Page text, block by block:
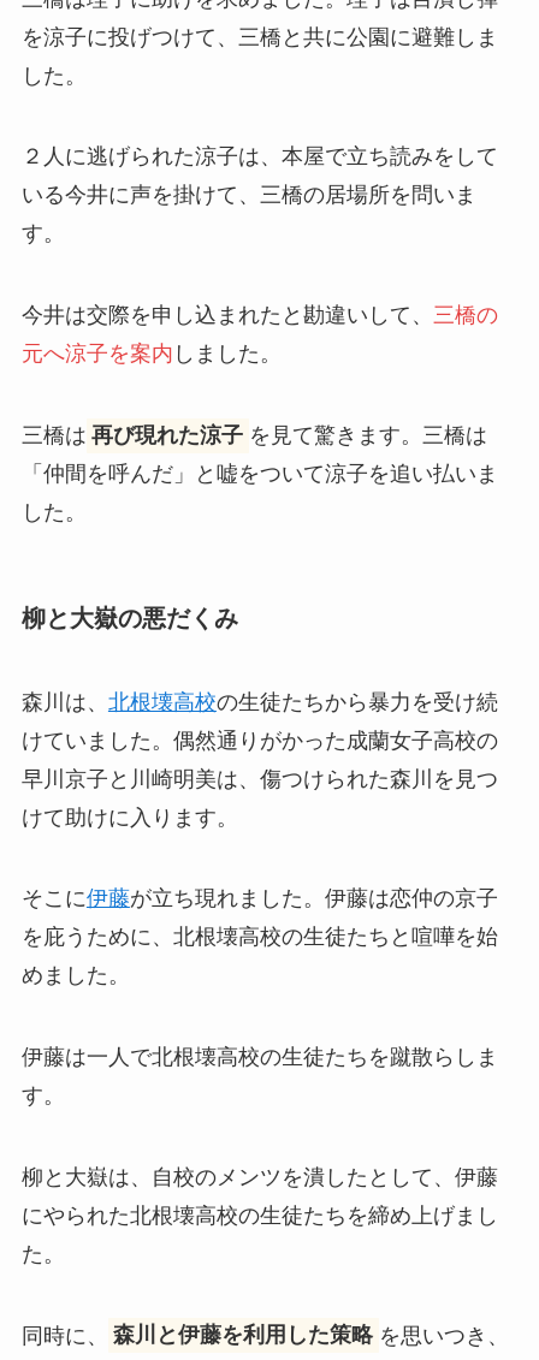
を涼子に投げつけて、三橋と共に公園に避難しま
した。
２人に逃げられた涼子は、本屋で立ち読みをして
いる今井に声を掛けて、三橋の居場所を問いま
す。
今井は交際を申し込まれたと勘違いして、 三橋の
元へ涼子を案内 しました。
三橋は 再び現れた涼子 を見て驚きます。三橋は
「仲間を呼んだ」と嘘をついて涼子を追い払いま
した。
柳と大嶽の悪だくみ
森川は、 北根壊高校の生徒たちから暴力を受け続
けていました。偶然通りがかった成蘭女子高校の
早川京子と川崎明美は、傷つけられた森川を見つ
けて助けに入ります。
そこに伊藤が立ち現れました。伊藤は恋仲の京子
を庇うために、北根壊高校の生徒たちと喧嘩を始
めました。
伊藤は一人で北根壊高校の生徒たちを蹴散らしま
す。
柳と大嶽は、自校のメンツを潰したとして、伊藤
にやられた北根壊高校の生徒たちを締め上げまし
た。
同時に、 森川と伊藤を利用した策略 を思いつき、